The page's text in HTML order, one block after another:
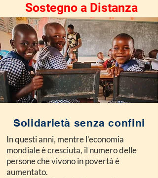
Sostegno a Distanza
Solidarietà senza confini
In questi anni, mentre l’economia
mondiale è cresciuta, il numero delle
persone che vivono in povertà è
aumentato.